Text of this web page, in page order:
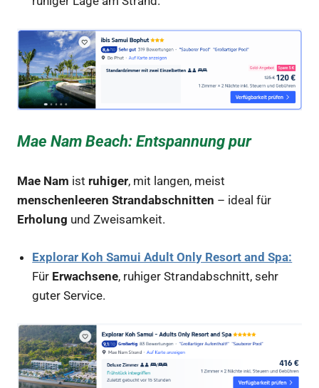
Mae Nam Beach: Entspannung pur
Mae Nam ist ruhiger, mit langen, meist
menschenleeren Strandabschnitten – ideal für
Erholung und Zweisamkeit.
Explorar Koh Samui Adult Only Resort and Spa:
Für Erwachsene, ruhiger Strandabschnitt, sehr
guter Service.